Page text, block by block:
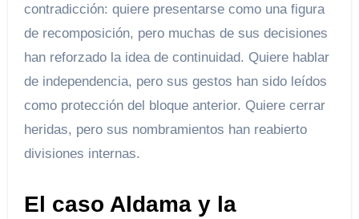
contradicción: quiere presentarse como una figura
de recomposición, pero muchas de sus decisiones
han reforzado la idea de continuidad. Quiere hablar
de independencia, pero sus gestos han sido leídos
como protección del bloque anterior. Quiere cerrar
heridas, pero sus nombramientos han reabierto
divisiones internas.
El caso Aldama y la